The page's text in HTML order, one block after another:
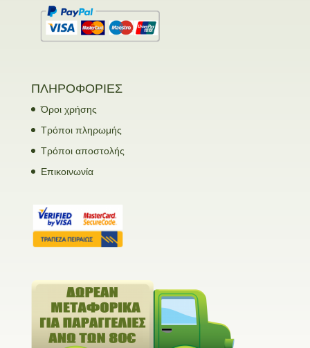
ΠΛΗΡΟΦΟΡΙΕΣ
Όροι χρήσης
Τρόποι πληρωμής
Τρόποι αποστολής
Επικοινωνία